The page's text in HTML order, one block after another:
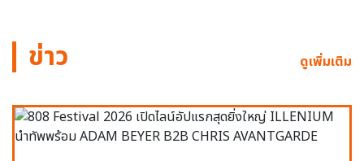
ข่าว ดูเพิ่มเติม